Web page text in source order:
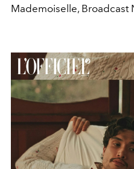
Mademoiselle, Broadcast